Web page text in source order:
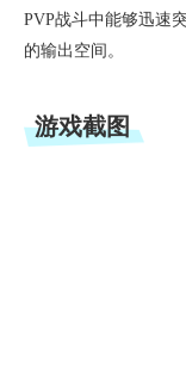
PVP战斗中能够迅速
的输出空间。
游戏截图